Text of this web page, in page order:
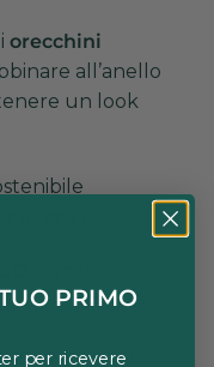
orecchini
all’anello
un look
di artigiani.
e made in
PRIMO
per ricevere